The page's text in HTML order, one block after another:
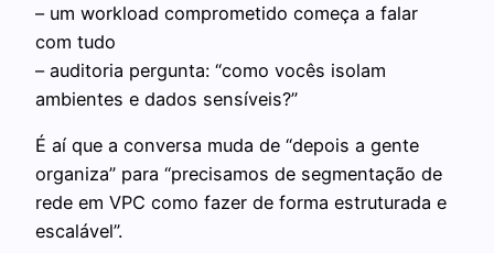
– um workload comprometido começa a falar
com tudo
– auditoria pergunta: “como vocês isolam
ambientes e dados sensíveis?”
É aí que a conversa muda de “depois a gente
organiza” para “precisamos de segmentação de
rede em VPC como fazer de forma estruturada e
escalável”.